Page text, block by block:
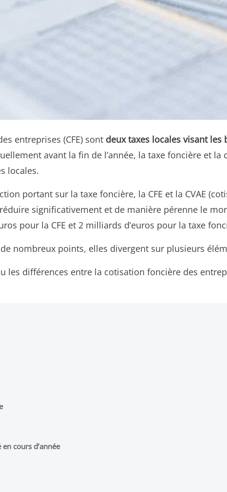
entreprises (CFE) sont deux taxes locales visant
avant la fin de l’année, la taxe foncière et
locales.
portant sur la taxe foncière, la CFE et la CVAE
significativement et de manière pérenne le
pour la CFE et 2 milliards d’euros pour la taxe
nombreux points, elles divergent sur plusieurs
les différences entre la cotisation foncière des
cours d’année